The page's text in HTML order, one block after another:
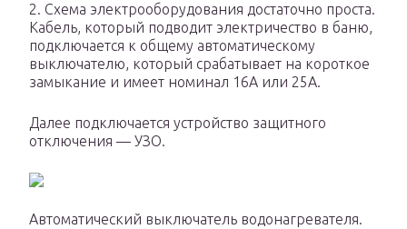
2. Схема электрооборудования достаточно проста.
Кабель, который подводит электричество в баню,
подключается к общему автоматическому
выключателю, который срабатывает на короткое
замыкание и имеет номинал 16А или 25А.
Далее подключается устройство защитного
отключения — УЗО.
Автоматический выключатель водонагревателя.